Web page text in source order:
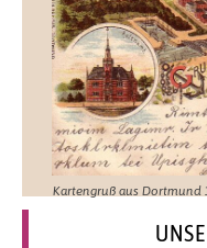
Kartengruß aus Dortmund